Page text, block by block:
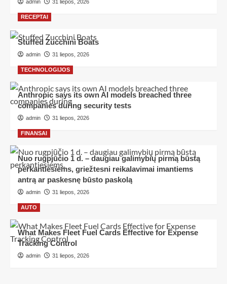
admin 31 liepos, 2026
RECEPTAI
Stuffed Zucchini Boats
admin 31 liepos, 2026
TECHNOLOGIJOS
Anthropic says its own AI models breached three
companies during security tests
admin 31 liepos, 2026
FINANSAI
Nuo rugpjūčio 1 d. – daugiau galimybių pirmą būstą
perkantiesiems, griežtesni reikalavimai imantiems
antrą ar paskesnę būsto paskolą
admin 31 liepos, 2026
AUTO
What Makes Fleet Fuel Cards Effective for Expense
Tracking Control
admin 31 liepos, 2026